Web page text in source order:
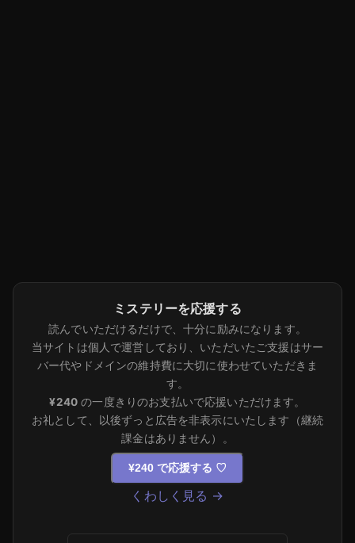
ミステリーを応援する
読んでいただけるだけで、十分に励みになります。
当サイトは個人で運営しており、いただいたご支援はサー
バー代やドメインの維持費に大切に使わせていただきま
す。
¥240 の一度きりのお支払いで応援いただけます。
お礼として、以後ずっと広告を非表示にいたします（継続
課金はありません）。
¥240 で応援する ♡
くわしく見る →